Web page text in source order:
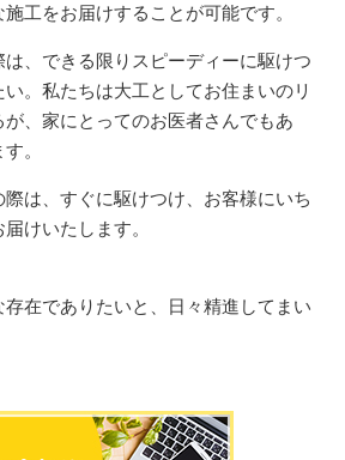
工をお届けすることが可能です。
は、できる限りスピーディーに駆けつ
。私たちは大工としてお住まいのリ
、家にとってのお医者さんでもあ
。
は、すぐに駆けつけ、お客様にいち
けいたします。
在でありたいと、日々精進してまい